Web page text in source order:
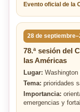
Evento oficial de la
28 de
78.ª sesión del
las Américas
Lugar:
Tema: prioridades
Importancia:
emergencias y